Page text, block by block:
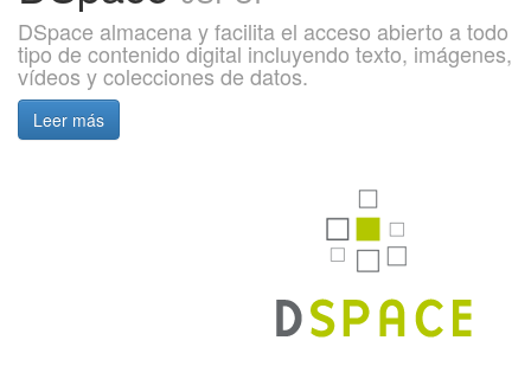
DSpace almacena y facilita el acceso abierto a todo
tipo de contenido digital incluyendo texto, imágenes,
vídeos y colecciones de datos.
Leer más